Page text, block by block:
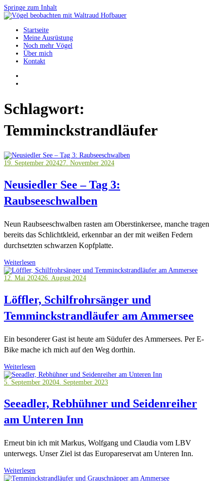
Springe zum Inhalt
Vögel beobachten mit Waltraud Hofbauer
Startseite
Meine Ausrüstung
Noch mehr Vögel
Über mich
Kontakt
Schlagwort:
Temminckstrandläufer
19. September 202427. November 2024
Neusiedler See – Tag 3:
Raubseeschwalben
Neun Raubseeschwalben rasten am Oberstinkersee, manche tragen
bereits das Schlichtkleid, erkennbar an der mit weißen Federn
durchsetzten schwarzen Kopfplatte.
Weiterlesen
12. Mai 202426. August 2024
Löffler, Schilfrohrsänger und
Temminckstrandläufer am Ammersee
Ein besonderer Gast ist heute am Südufer des Ammersees. Per E-
Bike mache ich mich auf den Weg dorthin.
Weiterlesen
5. September 20204. September 2023
Seeadler, Rebhühner und Seidenreiher
am Unteren Inn
Erneut bin ich mit Markus, Wolfgang und Claudia vom LBV
unterwegs. Unser Ziel ist das Europareservat am Unteren Inn.
Weiterlesen